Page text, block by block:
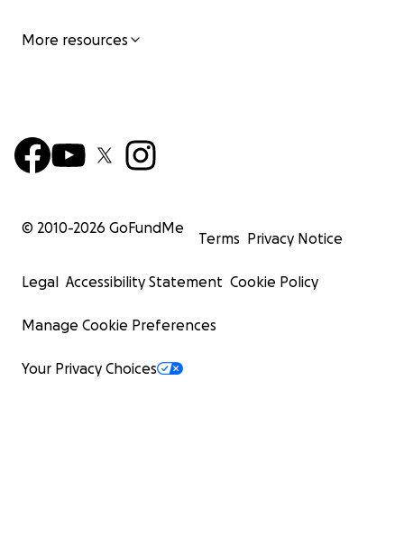
More resources
© 2010-2026 GoFundMe
Terms Privacy Notice
Legal Accessibility Statement Cookie Policy
Manage Cookie Preferences
Your Privacy Choices